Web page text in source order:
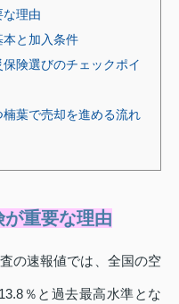
な理由
本と加入条件
険選びのチェックポイ
楠葉で売却を進める流れ
重要な理由
の速報値では、全国の空
％と過去最高水準とな